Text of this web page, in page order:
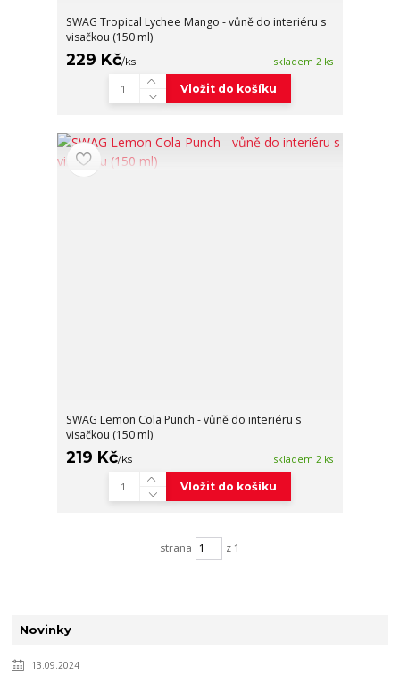
SWAG Tropical Lychee Mango - vůně do interiéru s
visačkou (150 ml)
229 Kč/ks skladem 2 ks
Vložit do košíku
SWAG Lemon Cola Punch - vůně do interiéru s
visačkou (150 ml)
219 Kč/ks skladem 2 ks
Vložit do košíku
strana z 1
Novinky
13.09.2024